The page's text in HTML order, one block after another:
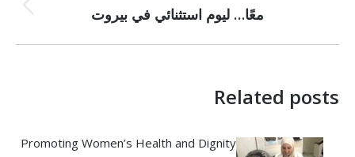
Previous
معًا… ليوم استثنائي في بيروت
Related posts
Promoting Women’s Health and Dignity